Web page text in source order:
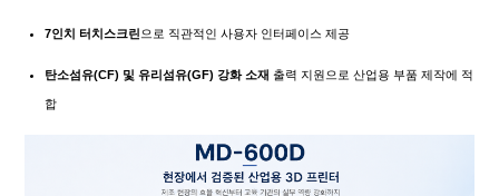
7인치 터치스크린으로 직관적인 사용자 인터페이스 제공
탄소섬유(CF) 및 유리섬유(GF) 강화 소재 출력 지원으로 산업용 부품 제작에 적
합